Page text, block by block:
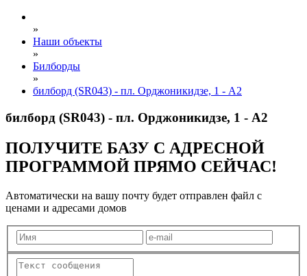
»
Наши объекты
»
Билборды
»
билборд (SR043) - пл. Орджоникидзе, 1 - А2
билборд (SR043) - пл. Орджоникидзе, 1 - А2
ПОЛУЧИТЕ БАЗУ С АДРЕСНОЙ
ПРОГРАММОЙ ПРЯМО СЕЙЧАС!
Автоматически на вашу почту будет отправлен файл с
ценами и адресами домов